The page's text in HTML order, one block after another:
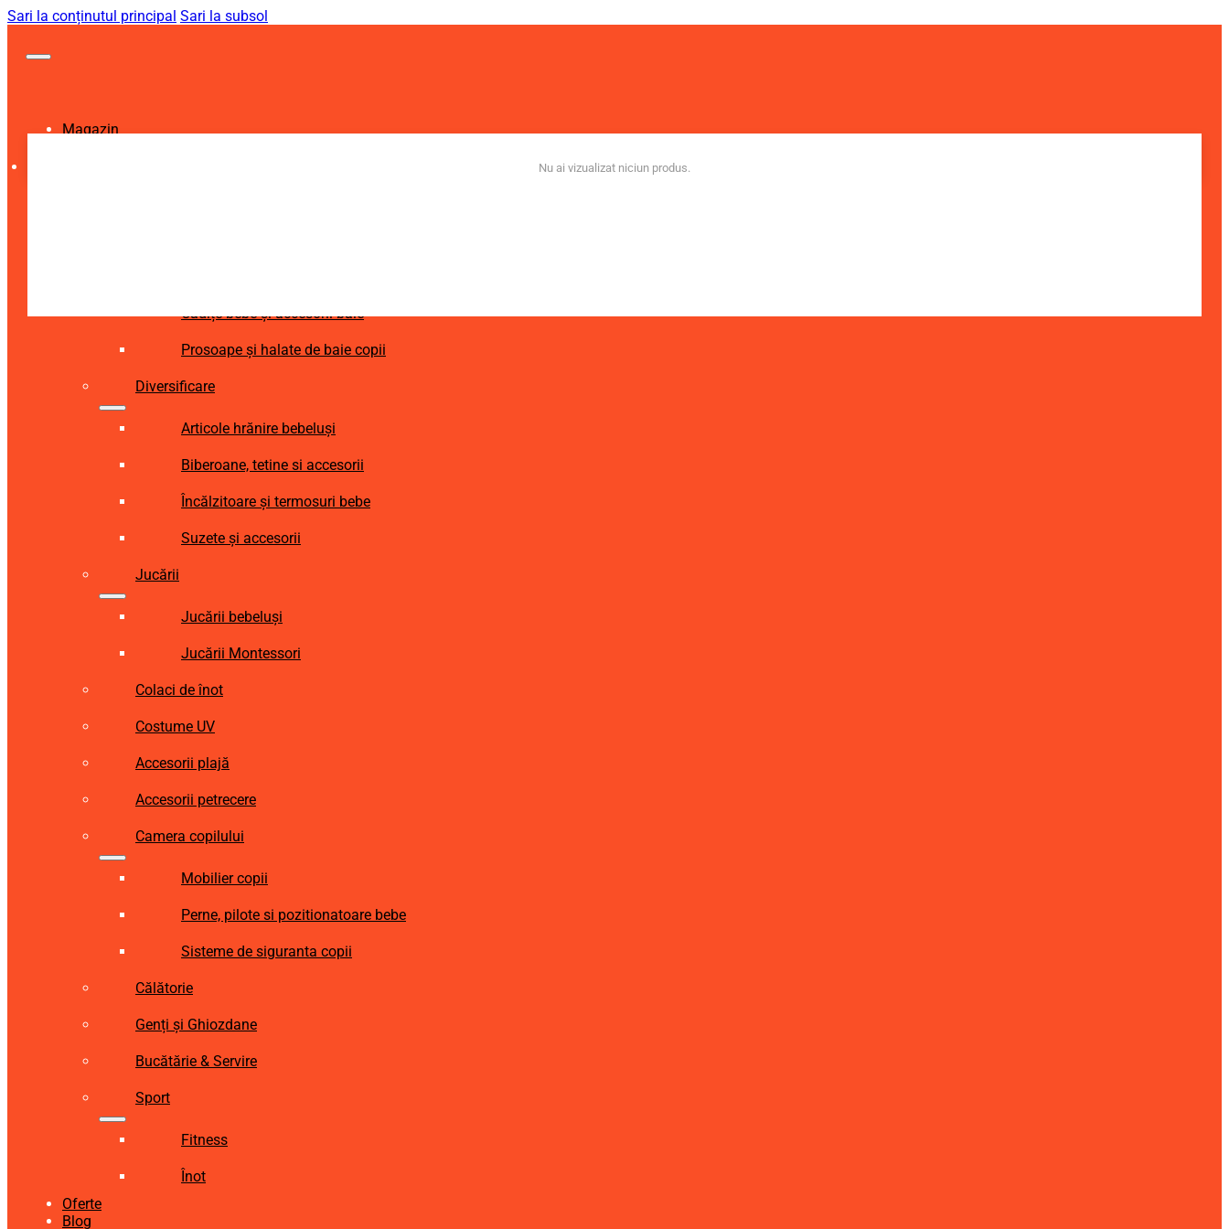
Sari la conținutul principal Sari la subsol
Magazin
Cădițe bebe și accesorii baie
Prosoape și halate de baie copii
Diversificare
Articole hrănire bebeluși
Biberoane, tetine si accesorii
Încălzitoare și termosuri bebe
Suzete și accesorii
Jucării
Jucării bebeluși
Jucării Montessori
Colaci de înot
Costume UV
Accesorii plajă
Accesorii petrecere
Camera copilului
Mobilier copii
Perne, pilote si pozitionatoare bebe
Sisteme de siguranta copii
Călătorie
Genți și Ghiozdane
Bucătărie & Servire
Sport
Fitness
Înot
Oferte
Blog
Nu ai vizualizat niciun produs.